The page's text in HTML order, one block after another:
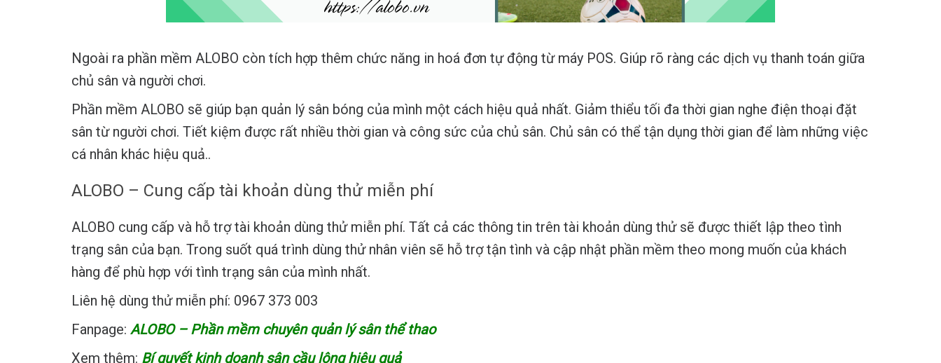
Ngoài ra phần mềm ALOBO còn tích hợp thêm chức năng in hoá đơn tự động từ máy POS. Giúp rõ ràng các dịch vụ thanh toán giữa
chủ sân và người chơi.
Phần mềm ALOBO sẽ giúp bạn quản lý sân bóng của mình một cách hiệu quả nhất. Giảm thiểu tối đa thời gian nghe điện thoại đặt
sân từ người chơi. Tiết kiệm được rất nhiều thời gian và công sức của chủ sân. Chủ sân có thể tận dụng thời gian để làm những việc
cá nhân khác hiệu quả..
ALOBO – Cung cấp tài khoản dùng thử miễn phí
ALOBO cung cấp và hỗ trợ tài khoản dùng thử miễn phí. Tất cả các thông tin trên tài khoản dùng thử sẽ được thiết lập theo tình
trạng sân của bạn. Trong suốt quá trình dùng thử nhân viên sẽ hỗ trợ tận tình và cập nhật phần mềm theo mong muốn của khách
hàng để phù hợp với tình trạng sân của mình nhất.
Liên hệ dùng thử miễn phí: 0967 373 003
Fanpage: ALOBO – Phần mềm chuyên quản lý sân thể thao
Xem thêm: Bí quyết kinh doanh sân cầu lông hiệu quả